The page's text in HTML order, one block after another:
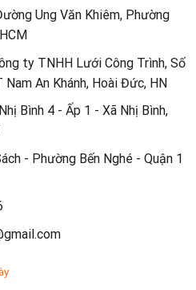
Ung Văn Khiêm, Phường
ty TNHH Lưới Công Trình, Số
An Khánh, Hoài Đức, HN
Bình 4 - Ấp 1 - Xã Nhị Bình,
- Phường Bến Nghé - Quận 1